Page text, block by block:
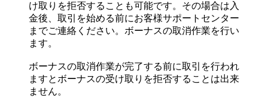
け取りを拒否することも可能です。その場合は入
金後、取引を始める前にお客様サポートセンター
までご連絡ください。ボーナスの取消作業を行い
ます。
ボーナスの取消作業が完了する前に取引を行われ
ますとボーナスの受け取りを拒否することは出来
ません。